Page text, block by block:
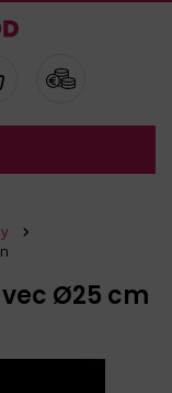
Ø25 cm